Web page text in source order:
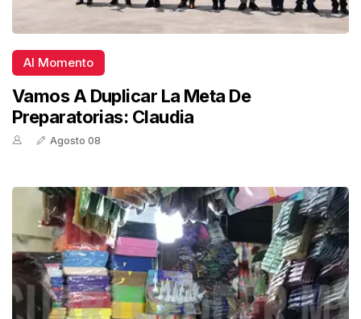
Al Momento
Vamos A Duplicar La Meta De
Preparatorias: Claudia
Agosto 08